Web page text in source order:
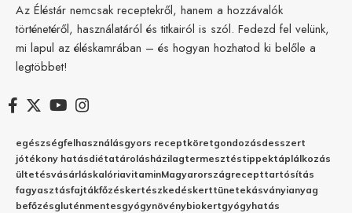
Az Éléstár nemcsak receptekről, hanem a hozzávalók
történetéről, használatáról és titkairól is szól. Fedezd fel velünk,
mi lapul az éléskamrában – és hogyan hozhatod ki belőle a
legtöbbet!
egészségfelhasználásgyors receptköretgondozásdesszert
jótékony hatásdiétatárolásházilagtermesztéstippektáplálkozás
ültetésvásárláskalóriavitaminMagyarországrecepttartósítás
fagyasztásfajtákfőzéskertészkedéskerttünetekásványianyag
befőzésgluténmentesgyógynövénybiokertgyógyhatás